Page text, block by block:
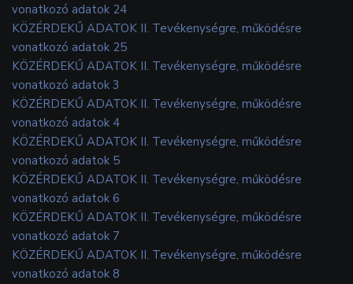
vonatkozó adatok 24
KÖZÉRDEKŰ ADATOK II. Tevékenységre, működésre
vonatkozó adatok 25
KÖZÉRDEKŰ ADATOK II. Tevékenységre, működésre
vonatkozó adatok 3
KÖZÉRDEKŰ ADATOK II. Tevékenységre, működésre
vonatkozó adatok 4
KÖZÉRDEKŰ ADATOK II. Tevékenységre, működésre
vonatkozó adatok 5
KÖZÉRDEKŰ ADATOK II. Tevékenységre, működésre
vonatkozó adatok 6
KÖZÉRDEKŰ ADATOK II. Tevékenységre, működésre
vonatkozó adatok 7
KÖZÉRDEKŰ ADATOK II. Tevékenységre, működésre
vonatkozó adatok 8